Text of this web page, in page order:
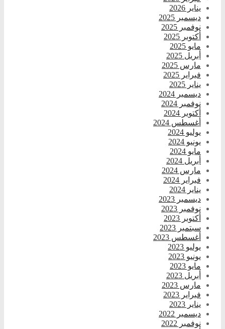
يناير 2026
ديسمبر 2025
نوفمبر 2025
أكتوبر 2025
مايو 2025
أبريل 2025
مارس 2025
فبراير 2025
يناير 2025
ديسمبر 2024
نوفمبر 2024
أكتوبر 2024
أغسطس 2024
يوليو 2024
يونيو 2024
مايو 2024
أبريل 2024
مارس 2024
فبراير 2024
يناير 2024
ديسمبر 2023
نوفمبر 2023
أكتوبر 2023
سبتمبر 2023
أغسطس 2023
يوليو 2023
يونيو 2023
مايو 2023
أبريل 2023
مارس 2023
فبراير 2023
يناير 2023
ديسمبر 2022
نوفمبر 2022